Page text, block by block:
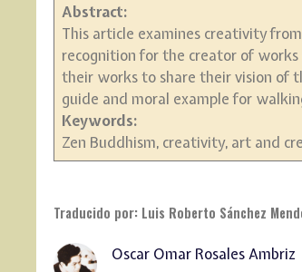
Abstract:
This article examines creativity
recognition for the creator of
their works to share their vision of
guide and moral example for
Keywords:
Zen Buddhism, creativity, art and
Traducido por: Luis Roberto Sánchez
Oscar Omar Rosales Ambriz